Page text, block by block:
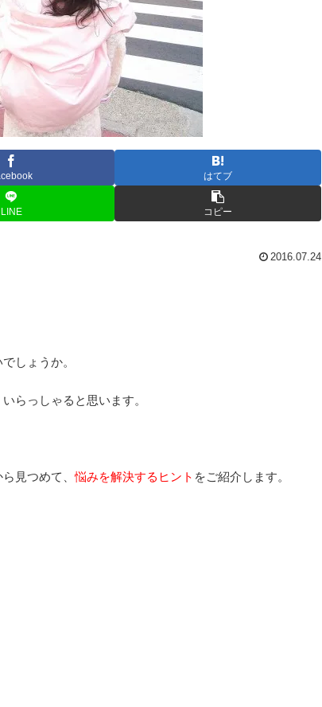
はてブ
LINE コピー
2016.07.24
しょうか。
らっしゃると思います。
見つめて、悩みを解決するヒント をご紹介します。